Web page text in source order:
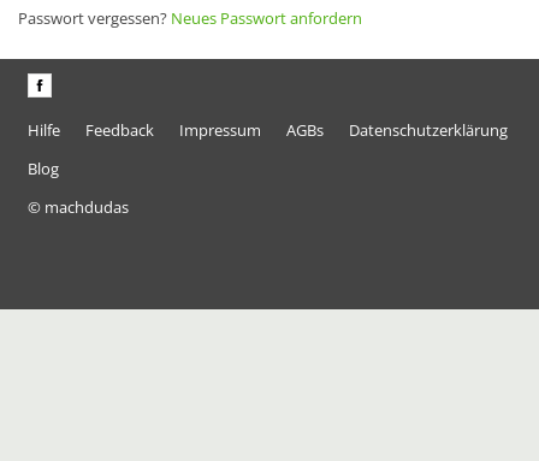
Passwort vergessen? Neues Passwort anfordern
Hilfe Feedback Impressum AGBs
Datenschutzerklärung
Blog
© machdudas